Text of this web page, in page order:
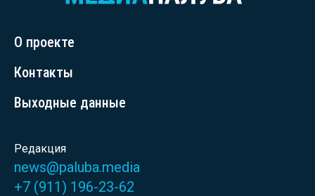
О проекте
Контакты
Выходные данные
Редакция
news@paluba.media
+7 (911) 196-23-62